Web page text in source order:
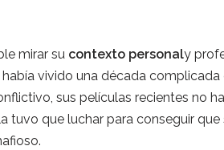
mirar su contexto personaly
vivido una década complicada
sus películas recientes no
tuvo que luchar para conseguir que